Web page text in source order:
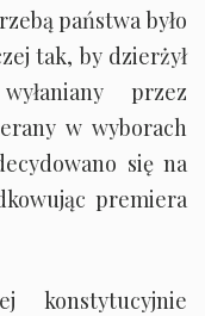
państwa było
tak, by dzierżył
przez
w wyborach
się na
premiera
konstytucyjnie